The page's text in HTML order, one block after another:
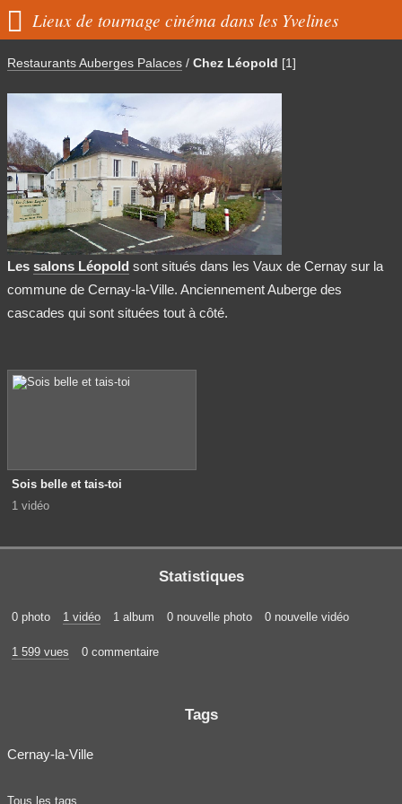
 Lieux de tournage cinéma dans les Yvelines
Restaurants Auberges Palaces / Chez Léopold [1]
Les salons Léopold sont situés dans les Vaux de Cernay sur la
commune de Cernay-la-Ville. Anciennement Auberge des
cascades qui sont situées tout à côté.
Sois belle et tais-toi
1 vidéo
Statistiques
0 photo 1 vidéo 1 album 0 nouvelle photo 0 nouvelle vidéo
1 599 vues 0 commentaire
Tags
Cernay-la-Ville
Tous les tags